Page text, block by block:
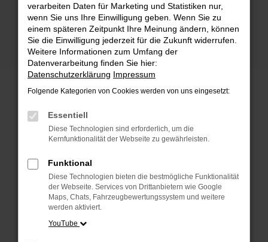
Beim Laden ist ein Fehler aufgetreten.
Hier sind ein paar Tipps, die dir helfen können:
Überprüfe deine Firewall und deine
Internetverbindung.
Laden andere Webseiten, zum Beispiel deine
Suchmaschine?
Prüfe deine Browsererweiterungen.
Manche Erweiterungen, wie Werbeblocker,
können das Laden bestimmter Seiten
anderen Browser oder in einem privaten
Fenster?
Starte dein Gerät neu.
Das kann manchmal helfen, vorübergehende
Probleme zu beheben.
verarbeiten Daten für Marketing und Statistiken nur,
wenn Sie uns Ihre Einwilligung geben. Wenn Sie zu
einem späteren Zeitpunkt Ihre Meinung ändern, können
Sie die Einwilligung jederzeit für die Zukunft widerrufen.
Weitere Informationen zum Umfang der
Datenverarbeitung finden Sie hier:
Datenschutzerklärung Impressum
Folgende Kategorien von Cookies werden von uns eingesetzt:
Essentiell
Diese Technologien sind erforderlich, um die
Kernfunktionalität der Webseite zu gewährleisten.
Funktional
Diese Technologien bieten die bestmögliche Funktionalität
der Webseite. Services von Drittanbietern wie Google
Maps, Chats, Fahrzeugbewertungssystem und weitere
werden aktiviert.
YouTube